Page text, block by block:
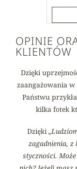
OPINIE
KLIENTÓW
Dzięki
zaangażowania
Państwu
kilka fotek
Dzięki
zagadnienia, z
styczności.